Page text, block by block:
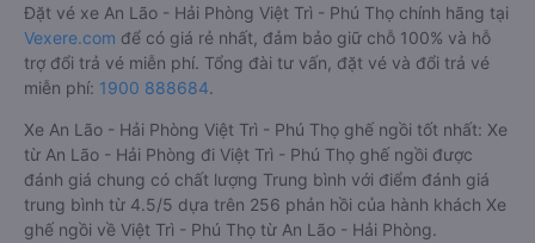
Đặt vé xe An Lão - Hải Phòng Việt Trì - Phú Thọ chính hãng tại
Vexere.com để có giá rẻ nhất, đảm bảo giữ chỗ 100% và hỗ
trợ đổi trả vé miễn phí. Tổng đài tư vấn, đặt vé và đổi trả vé
miễn phí: 1900 888684.
Xe An Lão - Hải Phòng Việt Trì - Phú Thọ ghế ngồi tốt nhất: Xe
từ An Lão - Hải Phòng đi Việt Trì - Phú Thọ ghế ngồi được
đánh giá chung có chất lượng Trung bình với điểm đánh giá
trung bình từ 4.5/5 dựa trên 256 phản hồi của hành khách Xe
ghế ngồi về Việt Trì - Phú Thọ từ An Lão - Hải Phòng.